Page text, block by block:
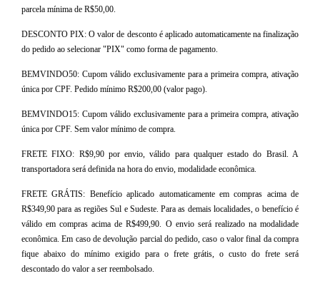
parcela mínima de R$50,00.
DESCONTO PIX: O valor de desconto é aplicado automaticamente na finalização
do pedido ao selecionar "PIX" como forma de pagamento.
BEMVINDO50: Cupom válido exclusivamente para a primeira compra, ativação
única por CPF. Pedido mínimo R$200,00 (valor pago).
BEMVINDO15: Cupom válido exclusivamente para a primeira compra, ativação
única por CPF. Sem valor mínimo de compra.
FRETE FIXO: R$9,90 por envio, válido para qualquer estado do Brasil. A
transportadora será definida na hora do envio, modalidade econômica.
FRETE GRÁTIS: Benefício aplicado automaticamente em compras acima de
R$349,90 para as regiões Sul e Sudeste. Para as demais localidades, o benefício é
válido em compras acima de R$499,90. O envio será realizado na modalidade
econômica. Em caso de devolução parcial do pedido, caso o valor final da compra
fique abaixo do mínimo exigido para o frete grátis, o custo do frete será
descontado do valor a ser reembolsado.